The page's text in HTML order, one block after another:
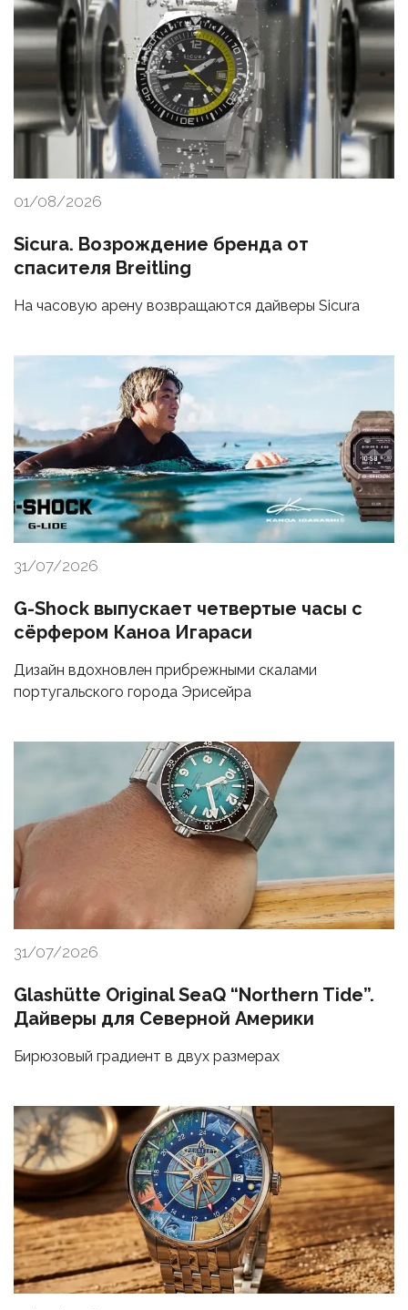
01/08/2026
Sicura. Возрождение бренда от
спасителя Breitling
На часовую арену возвращаются дайверы Sicura
31/07/2026
G-Shock выпускает четвертые часы с
сёрфером Каноа Игараси
Дизайн вдохновлен прибрежными скалами
португальского города Эрисейра
31/07/2026
Glashütte Original SeaQ “Northern Tide”.
Дайверы для Северной Америки
Бирюзовый градиент в двух размерах